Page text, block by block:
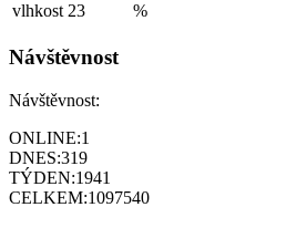
vlhkost 23 %
Návštěvnost
Návštěvnost:
ONLINE:1
DNES:319
TÝDEN:1941
CELKEM:1097540